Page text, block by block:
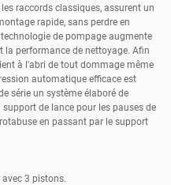
raccords classiques, assurent un
rapide, sans perdre en
de pompage augmente
la performance de nettoyage. Afin
à l'abri de tout dommage même
automatique efficace est
série un système élaboré de
de lance pour les pauses de
en passant par le support
3 pistons.